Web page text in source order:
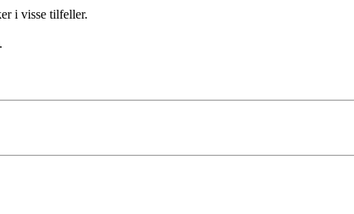
i visse tilfeller.